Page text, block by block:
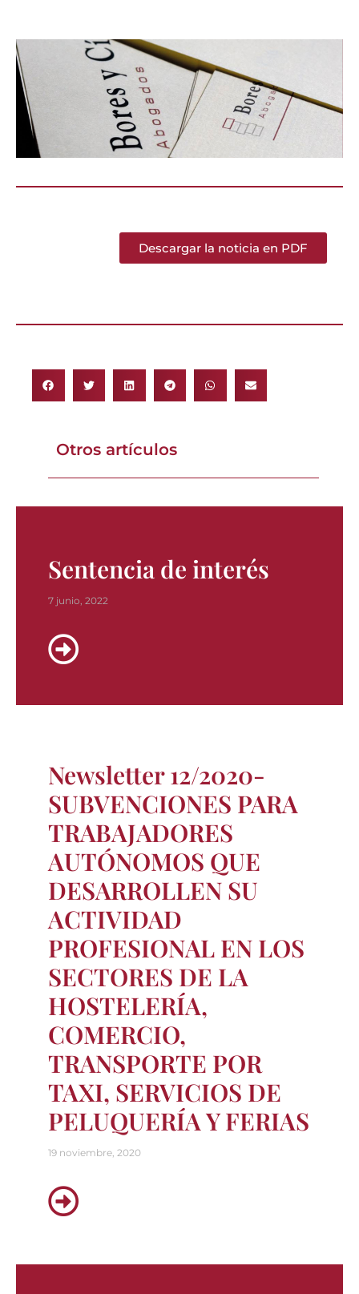
Descargar la noticia en PDF
Otros artículos
Sentencia de interés
7 junio, 2022
Newsletter 12/2020-
SUBVENCIONES PARA
TRABAJADORES
AUTÓNOMOS QUE
DESARROLLEN SU
ACTIVIDAD
PROFESIONAL EN LOS
SECTORES DE LA
HOSTELERÍA,
COMERCIO,
TRANSPORTE POR
TAXI, SERVICIOS DE
PELUQUERÍA Y FERIAS
19 noviembre, 2020